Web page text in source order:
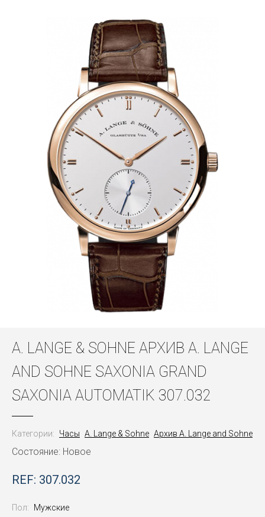
A. LANGE & SOHNE АРХИВ A. LANGE
AND SOHNE SAXONIA GRAND
SAXONIA AUTOMATIK 307.032
Категории: Часы A. Lange & Sohne Архив A. Lange and Sohne
Состояние: Новое
REF: 307.032
Пол: Мужские